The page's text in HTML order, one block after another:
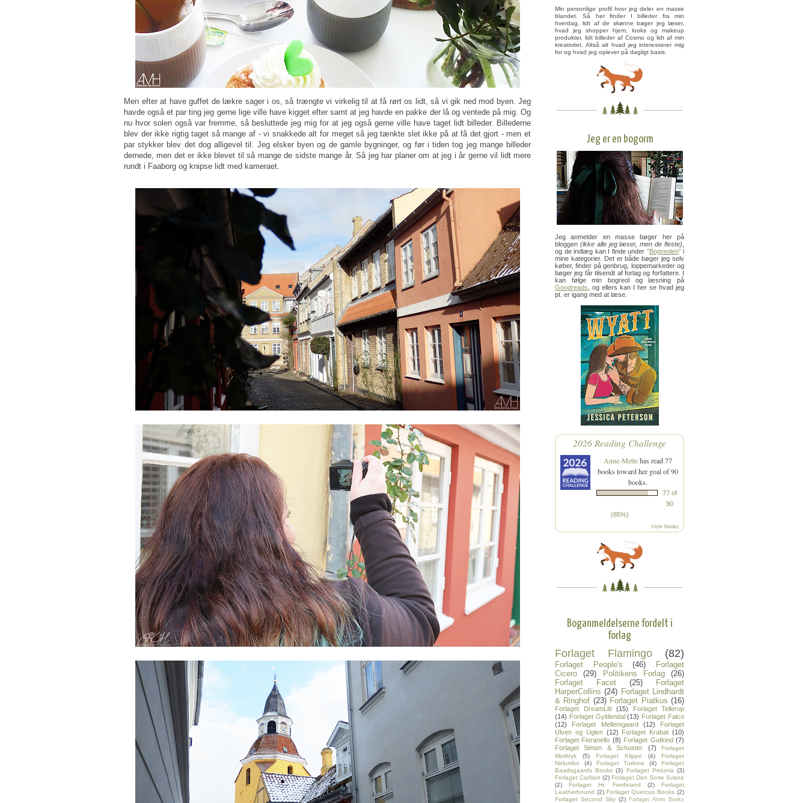
Men efter at have guffet de lækre sager i os, så trængte vi virkelig til at få rørt os lidt, så vi gik ned mod byen. Jeg
havde også et par ting jeg gerne lige ville have kigget efter samt at jeg havde en pakke der lå og ventede på mig. Og
nu hvor solen også var fremme, så besluttede jeg mig for at jeg også gerne ville have taget lidt billeder. Billederne
blev der ikke rigtig taget så mange af - vi snakkede alt for meget så jeg tænkte slet ikke på at få det gjort - men et
par stykker blev det dog alligevel til. Jeg elsker byen og de gamle bygninger, og før i tiden tog jeg mange billeder
dernede, men det er ikke blevet til så mange de sidste mange år. Så jeg har planer om at jeg i år gerne vil lidt mere
rundt i Faaborg og knipse lidt med kameraet.
Min personlige profil hvor jeg deler en masse
blandet. Så her finder I billeder fra min
hverdag, lidt af de skønne bøger jeg læser,
hvad jeg shopper hjem, looks og makeup
produkter, lidt billeder af Cosmo og lidt af min
kreativitet. Altså alt hvad jeg interesserer mig
for og hvad jeg oplever på dagligt basis.
Jeg er en bogorm
Jeg anmelder en masse bøger her på
bloggen (ikke alle jeg læser, men de fleste)
og de indlæg kan I finde under "Bogreolen"i
mine kategorier. Det er både bøger jeg selv
køber, finder på genbrug, loppemarkeder og
bøger jeg får tilsendt af forlag og forfattere. I
kan følge min bogreol og læsning på
Goodreads , og ellers kan I her se hvad jeg
pt. er igang med at læse.
2026 Reading Challenge
Anne-Mettehas read 77
books toward her goal of 90
books.
77 of
90
(85%)
view books
Boganmeldelserne fordelt i
forlag
Forlaget Flamingo (82)
Forlaget People's (46)
Forlaget
Cicero
(29) Politikens Forlag
(26)
Forlaget Facet
(25)
Forlaget
HarperCollins (24) Forlaget Lindhardt
& Ringhof (23) Forlaget Piatkus (16)
Forlaget DreamLitt (15)
Forlaget Tellerup
(14) Forlaget Gyldendal (13) Forlaget Falco
(12)
Forlaget Mellemgaard (12)
Forlaget
Ulven og Uglen (12) Forlaget Krabat (10)
Forlaget Fioranello (8) Forlaget Gutkind (7)
Forlaget Simon & Schuster
(7)
Forlaget
Modtryk
(5) Forlaget Klippe (4)
Forlaget
Nelumbo
(4) Forlaget Turbine (4)
Forlaget
Baadsgaards Books (3) Forlaget Petunia (3)
Forlaget Carlsen (2) Forlaget Den Sorte Svane
(2)
Forlaget Hr. Ferdinand (2)
Forlaget
Leatherbound (2) Forlaget Quercus Books (2)
Forlaget Second Sky (2) Forlaget Atom Books